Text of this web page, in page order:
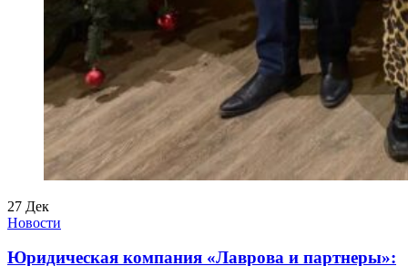
27 Дек
Новости
Юридическая компания «Лаврова и партнеры»: